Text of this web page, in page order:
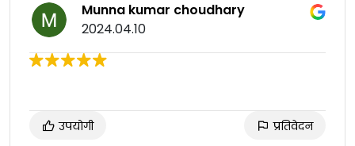
Munna kumar choudhary
2024.04.10
उपयोगी प्रतिवेदन